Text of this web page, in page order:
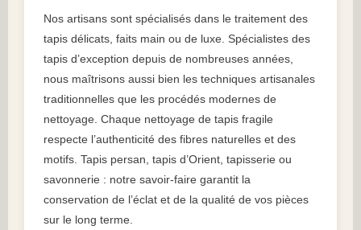
Nos artisans sont spécialisés dans le traitement des
tapis délicats, faits main ou de luxe. Spécialistes des
tapis d’exception depuis de nombreuses années,
nous maîtrisons aussi bien les techniques artisanales
traditionnelles que les procédés modernes de
nettoyage. Chaque nettoyage de tapis fragile
respecte l’authenticité des fibres naturelles et des
motifs. Tapis persan, tapis d’Orient, tapisserie ou
savonnerie : notre savoir-faire garantit la
conservation de l’éclat et de la qualité de vos pièces
sur le long terme.